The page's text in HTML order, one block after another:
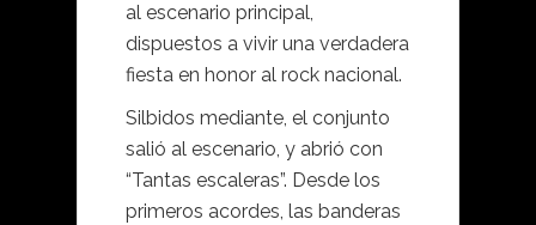
al escenario principal,
dispuestos a vivir una verdadera
fiesta en honor al rock nacional.
Silbidos mediante, el conjunto
salió al escenario, y abrió con
“Tantas escaleras”. Desde los
primeros acordes, las banderas